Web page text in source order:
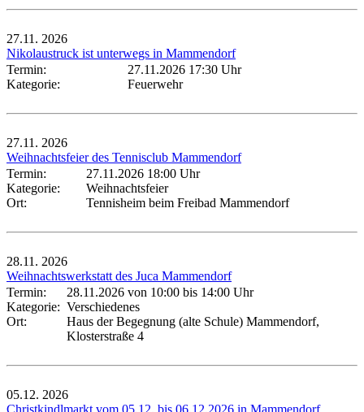
27.11. 2026
Nikolaustruck ist unterwegs in Mammendorf
Termin:
27.11.2026 17:30 Uhr
Kategorie:
Feuerwehr
27.11. 2026
Weihnachtsfeier des Tennisclub Mammendorf
Termin:
27.11.2026 18:00 Uhr
Kategorie:
Weihnachtsfeier
Ort:
Tennisheim beim Freibad Mammendorf
28.11. 2026
Weihnachtswerkstatt des Juca Mammendorf
Termin:
28.11.2026 von 10:00 bis 14:00 Uhr
Kategorie: Verschiedenes
Ort:
Haus der Begegnung (alte Schule) Mammendorf,
Klosterstraße 4
05.12. 2026
Christkindlmarkt vom 05.12. bis 06.12.2026 in Mammendorf